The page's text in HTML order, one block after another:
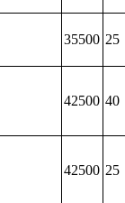
35500 25
42500 40
42500 25